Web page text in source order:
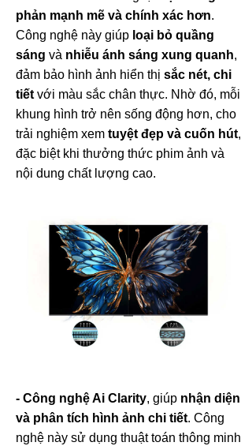
phản mạnh mẽ và chính xác hơn.
Công nghệ này giúp loại bỏ quầng
sáng và nhiễu ánh sáng xung quanh,
đảm bảo hình ảnh hiển thị sắc nét, chi
tiết với màu sắc chân thực. Nhờ đó, mỗi
khung hình trở nên sống động hơn, cho
trải nghiệm xem tuyệt đẹp và cuốn hút,
đặc biệt khi thưởng thức phim ảnh và
nội dung chất lượng cao.
- Công nghệ Ai Clarity, giúp nhận diện
và phân tích hình ảnh chi tiết. Công
nghệ này sử dụng thuật toán thông minh